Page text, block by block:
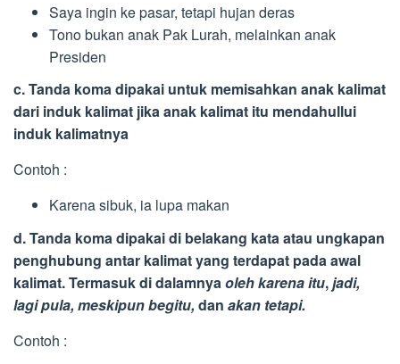
Saya ingin ke pasar, tetapi hujan deras
Tono bukan anak Pak Lurah, melainkan anak
Presiden
c. Tanda koma dipakai untuk memisahkan anak kalimat
dari induk kalimat jika anak kalimat itu mendahullui
induk kalimatnya
Contoh :
Karena sibuk, ia lupa makan
d. Tanda koma dipakai di belakang kata atau ungkapan
penghubung antar kalimat yang terdapat pada awal
kalimat. Termasuk di dalamnya oleh karena itu,jadi,
lagi pula, meskipun begitu, dan akan tetapi.
Contoh :